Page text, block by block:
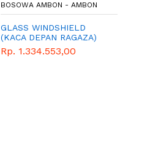
BOSOWA AMBON - AMBON
GLASS WINDSHIELD
(KACA DEPAN RAGAZA)
Rp. 1.334.553,00